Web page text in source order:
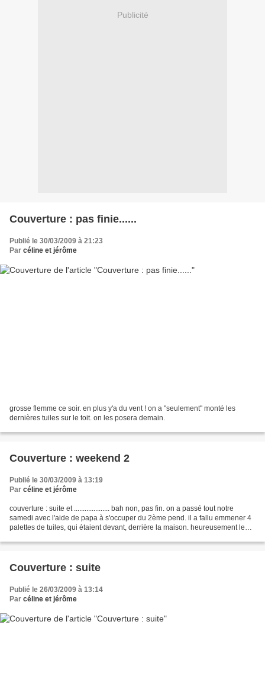
Publicité
Couverture : pas finie......
Publié le 30/03/2009 à 21:23
Par céline et jérôme
grosse flemme ce soir. en plus y'a du vent ! on a "seulement" monté les
dernières tuiles sur le toit. on les posera demain.
Couverture : weekend 2
Publié le 30/03/2009 à 13:19
Par céline et jérôme
couverture : suite et .................... bah non, pas fin. on a passé tout notre
samedi avec l'aide de papa à s'occuper du 2ème pend. il a fallu emmener 4
palettes de tuiles, qui étaient devant, derrière la maison. heureusement le
Couverture : suite
Publié le 26/03/2009 à 13:14
Par céline et jérôme